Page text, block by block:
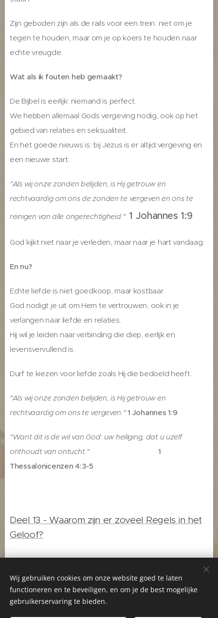
Zijn geboden zijn als de rails voor een trein: niet om je
tegen te houden, maar om je op koers te houden naar
echte vreugde.
Wat als ik fouten heb gemaakt?
De Bijbel is eerlijk: niemand is perfect.
We hebben allemaal Gods vergeving nodig, ook op het
gebied van relaties en seksualiteit.
En het goede nieuws is: bij Jezus is er altijd vergeving en
een nieuwe start.
"Als wij onze zonden belijden, is Hij getrouw en
rechtvaardig om ons de zonden te vergeven en ons te
reinigen van alle ongerechtigheid." 1 Johannes 1:9
God kijkt niet naar je verleden, maar naar je hart vandaag.
En nu?
Echte liefde is niet goedkoop, maar kostbaar.
God nodigt je uit om Hem te vertrouwen, ook in je
verlangen naar liefde en relaties.
Hij wil je leiden naar verbinding die diep, eerlijk en
levensvervullend is.
Durf te kiezen voor liefde zoals Hij die bedoeld heeft.
"Als wij onze zonden belijden, is Hij getrouw en
rechtvaardig om ons te vergeven." 1 Johannes 1:9
"Want dit is de wil van God: uw heiliging, dat u uzelf
onthoudt van ontucht." 1
Thessalonicenzen 4:3-5
Deel 13 - Waarom zijn er zoveel Regels in het
Geloof?
Gerda Huizinga - Greetje Jansen
Wij gebruiken cookies om onze website goed te laten
functioneren en te beveiligen, en om je de best mogelijke
gebruikerservaring te bieden.